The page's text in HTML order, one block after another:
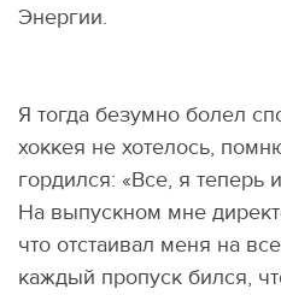
Энергии.
Я тогда безумно болел
хоккея не хотелось,
гордился: «Все, я теперь
На выпускном мне
что отстаивал меня на
каждый пропуск бился,